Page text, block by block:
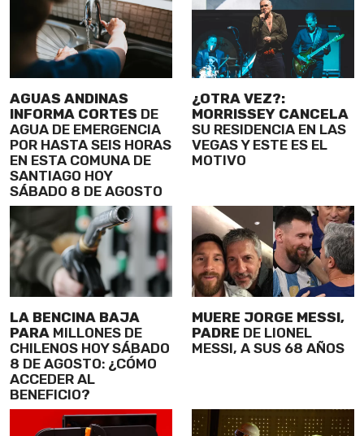
AGUAS ANDINAS
INFORMA CORTES DE
AGUA DE EMERGENCIA
POR HASTA SEIS HORAS
EN ESTA COMUNA DE
SANTIAGO HOY
SÁBADO 8 DE AGOSTO
¿OTRA VEZ?:
MORRISSEY CANCELA
SU RESIDENCIA EN LAS
VEGAS Y ESTE ES EL
MOTIVO
LA BENCINA BAJA
PARA MILLONES DE
CHILENOS HOY SÁBADO
8 DE AGOSTO: ¿CÓMO
ACCEDER AL
BENEFICIO?
MUERE JORGE MESSI,
PADRE DE LIONEL
MESSI, A SUS 68 AÑOS